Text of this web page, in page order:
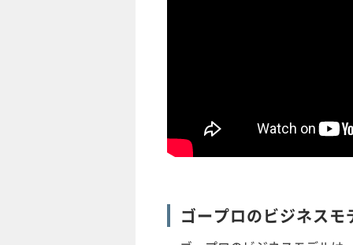
ゴープロのビジネスモ